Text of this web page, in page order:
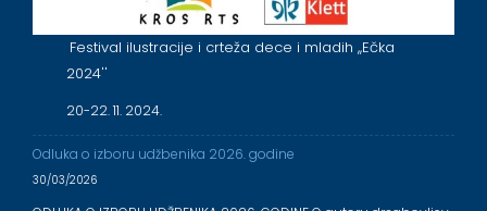
Festival ilustracije i crteža dece i mladih ,,Ečka
2024''
20-22. 11. 2024.
Odluka o izboru udžbenika 2026. godine
30/03/2026